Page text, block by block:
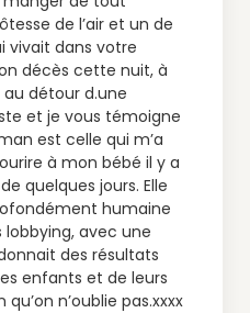
de l’air et un de
vivait dans votre
décès cette nuit, à
au détour d.une
et je vous témoigne
est celle qui m’a
à mon bébé il y a
quelques jours. Elle
humaine
avec une
des résultats
enfants et de leurs
qu’on n’oublie pas.xxxx